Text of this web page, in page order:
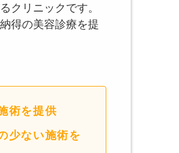
クリニックです。
得の美容診療を提
術を提供
少ない施術を